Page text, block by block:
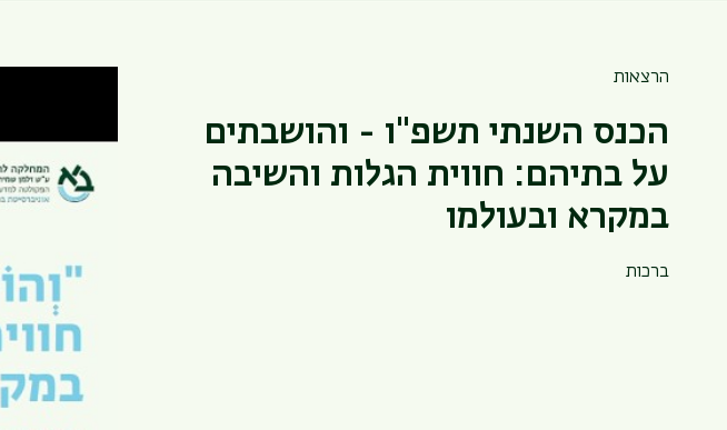
הרצאות
הכנס השנתי תשפ"ו - והושבתים
על בתיהם: חווית הגלות והשיבה
במקרא ובעולמו
ברכות